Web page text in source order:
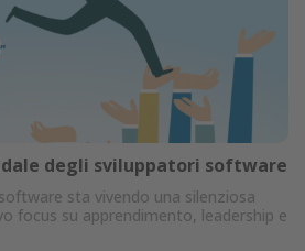
degli sviluppatori software
sta vivendo una silenziosa
focus su apprendimento, leadership e